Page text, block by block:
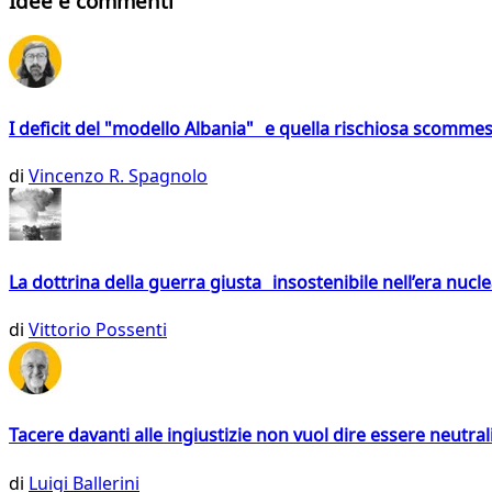
I deficit del "modello Albania" e quella rischiosa
di Vincenzo R. Spagnolo
La dottrina della guerra giusta insostenibile nell’era
di Vittorio Possenti
Tacere davanti alle ingiustizie non vuol dire essere
di Luigi Ballerini